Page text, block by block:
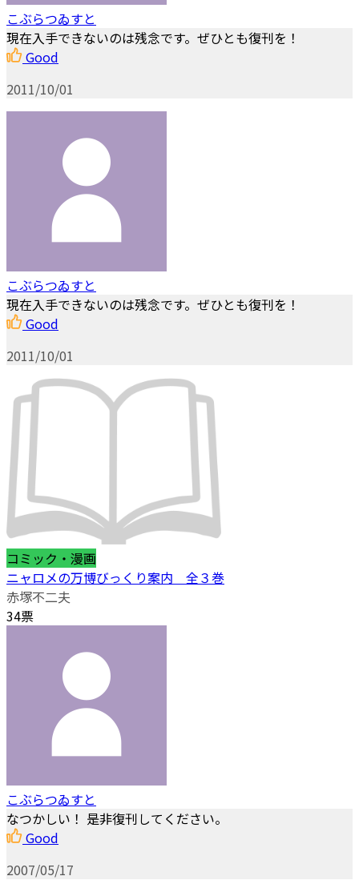
こぶらつゐすと
現在入手できないのは残念です。ぜひとも復刊を！
Good
2011/10/01
こぶらつゐすと
現在入手できないのは残念です。ぜひとも復刊を！
Good
2011/10/01
コミック・漫画
ニャロメの万博びっくり案内 全３巻
赤塚不二夫
34票
こぶらつゐすと
なつかしい！ 是非復刊してください。
Good
2007/05/17